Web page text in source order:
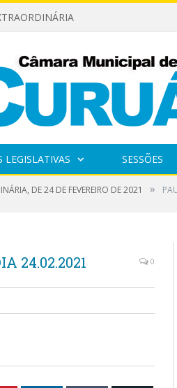
LEGISLATIVAS SESSÕES
DE 24 DE FEVEREIRO DE 2021 »
24.02.2021 0